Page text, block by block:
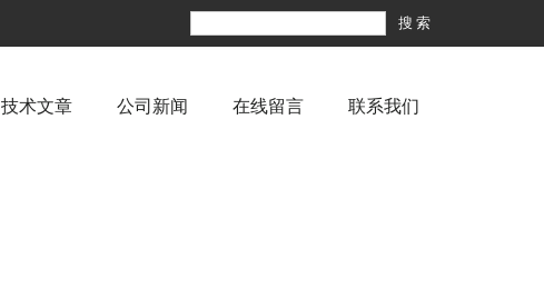
技术文章 公司新闻 在线留言 联系我们